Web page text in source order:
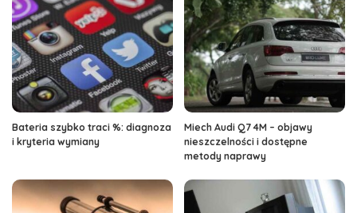
Bateria szybko traci %: diagnoza
i kryteria wymiany
Miech Audi Q7 4M – objawy
nieszczelności i dostępne
metody naprawy